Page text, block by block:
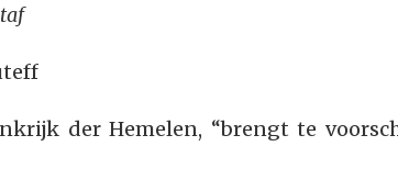
der Hemelen, “brengt te